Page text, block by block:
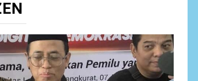
Pemutihan Pajak
Meleset,